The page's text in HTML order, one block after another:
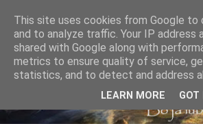
This site uses cookies from Google to
and to analyze traffic. Your IP address
shared with Google along with
metrics to ensure quality of service,
statistics, and to detect and address
LEARN MORE GOT